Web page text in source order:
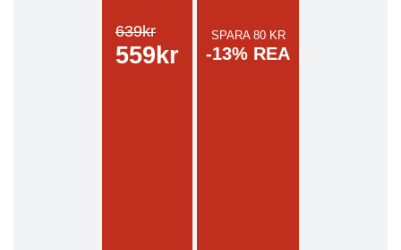
639kr
559kr
SPARA 80 KR
-13% REA